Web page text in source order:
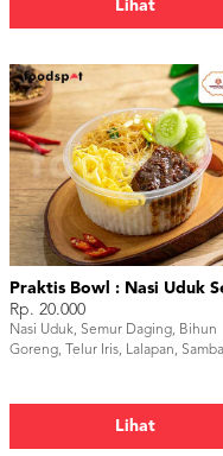
Lihat
Rp. 20.000
Nasi Uduk, Semur Daging, Bihun
Goreng, Telur Iris, Lalapan, Sambal
Lihat